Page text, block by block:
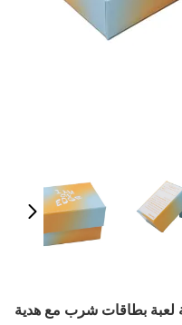
لعبة بطاقات شرب مع هدية